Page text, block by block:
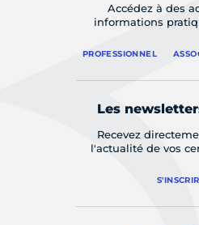
Accédez à des
informations
PROFESSIONNEL
Les
Recevez
l'actualité de vos